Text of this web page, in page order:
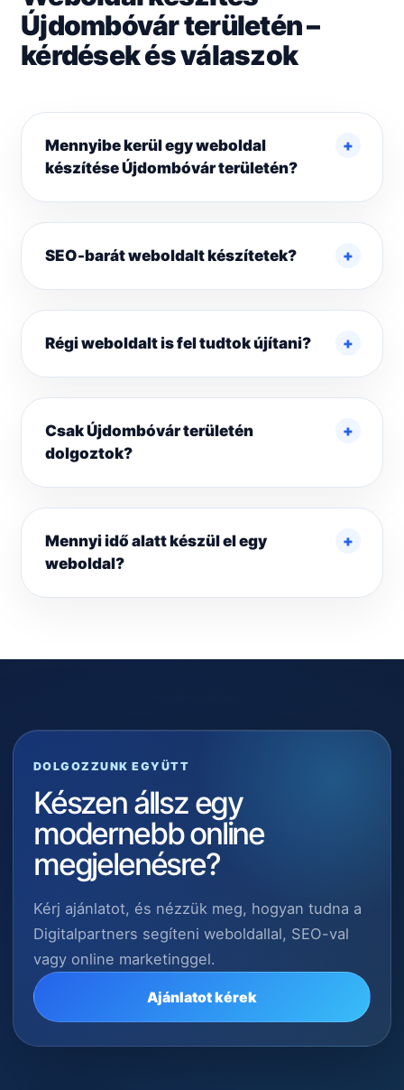
Újdombóvár területén –
kérdések és válaszok
Mennyibe kerül egy weboldal
készítése Újdombóvár területén?
SEO-barát weboldalt készítetek?
Régi weboldalt is fel tudtok újítani?
Csak Újdombóvár területén
dolgoztok?
Mennyi idő alatt készül el egy
weboldal?
DOLGOZZUNK EGYÜTT
Készen állsz egy
modernebb online
megjelenésre?
Kérj ajánlatot, és nézzük meg, hogyan tudna a
Digitalpartners segíteni weboldallal, SEO-val
vagy online marketinggel.
Ajánlatot kérek